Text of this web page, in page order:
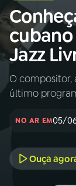
Buscar
na
Rádio
MEC
INÍCIO
A
cubano
Jazz
O compositor,
último
NO AR EM05/
Ouça